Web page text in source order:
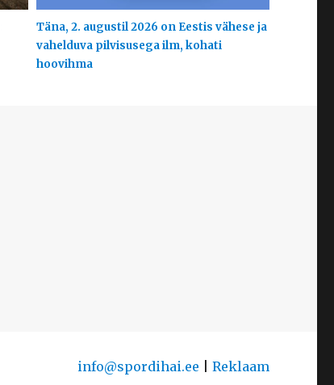
Täna, 2. augustil 2026 on Eestis vähese ja
vahelduva pilvisusega ilm, kohati
hoovihma
info@spordihai.ee Reklaam